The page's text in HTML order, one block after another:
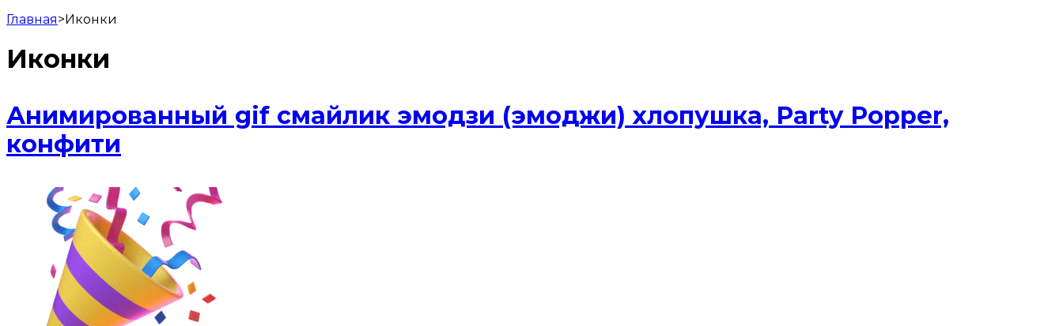
Главная>Иконки
Иконки
Анимированный gif смайлик эмодзи (эмоджи) хлопушка, Party Popper,
конфити